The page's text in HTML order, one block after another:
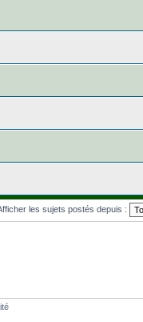
les sujets postés depuis :